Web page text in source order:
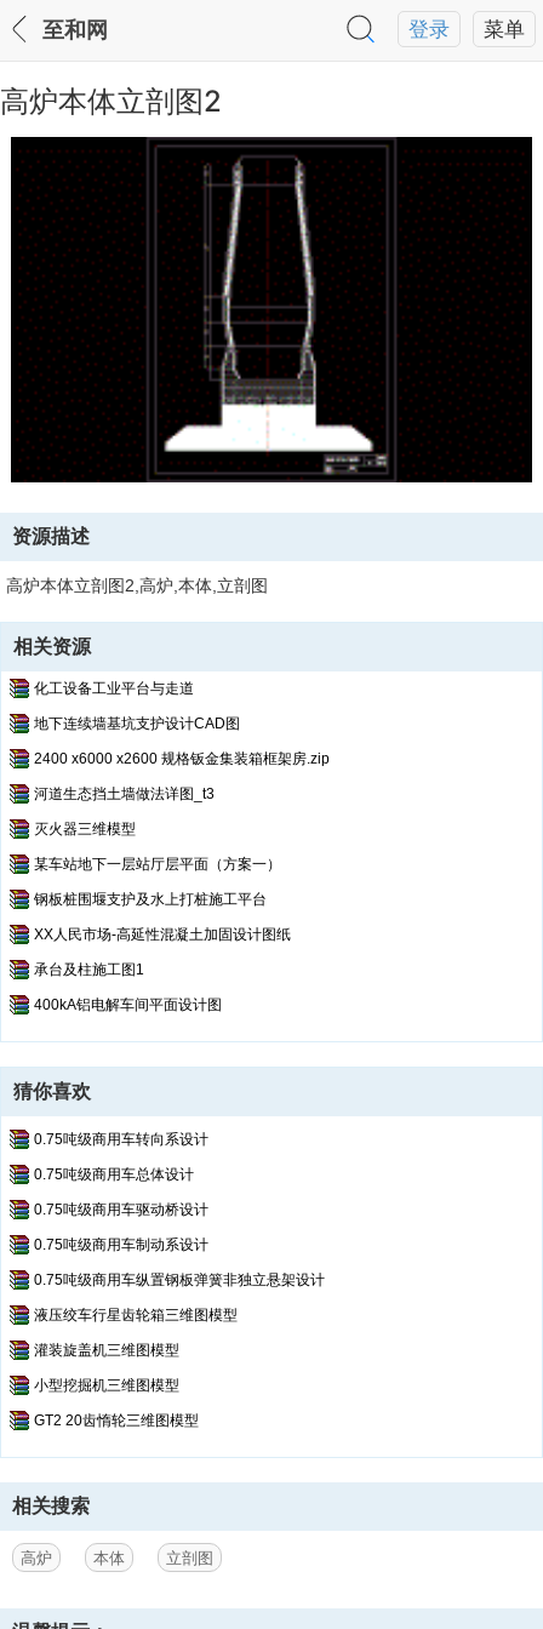
菜单
登录
至和网
高炉本体立剖图2
资源描述
高炉本体立剖图2,高炉,本体,立剖图
相关资源
化工设备工业平台与走道
地下连续墙基坑支护设计CAD图
2400 x6000 x2600 规格钣金集装箱框架房.zip
河道生态挡土墙做法详图_t3
灭火器三维模型
某车站地下一层站厅层平面（方案一）
钢板桩围堰支护及水上打桩施工平台
XX人民市场-高延性混凝土加固设计图纸
承台及柱施工图1
400kA铝电解车间平面设计图
猜你喜欢
0.75吨级商用车转向系设计
0.75吨级商用车总体设计
0.75吨级商用车驱动桥设计
0.75吨级商用车制动系设计
0.75吨级商用车纵置钢板弹簧非独立悬架设计
液压绞车行星齿轮箱三维图模型
灌装旋盖机三维图模型
小型挖掘机三维图模型
GT2 20齿惰轮三维图模型
相关搜索
高炉 本体 立剖图